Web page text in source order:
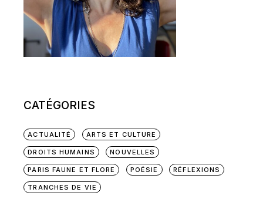
CATÉGORIES
ACTUALITÉ ARTS ET CULTURE
DROITS HUMAINS NOUVELLES
PARIS FAUNE ET FLORE POÉSIE RÉFLEXIONS
TRANCHES DE VIE